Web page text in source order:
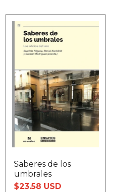
Saberes de los
umbrales
$23.58 USD